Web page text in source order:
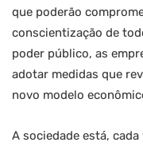
que poderão
conscientização de
poder público, as
adotar medidas que
novo modelo
A sociedade está,